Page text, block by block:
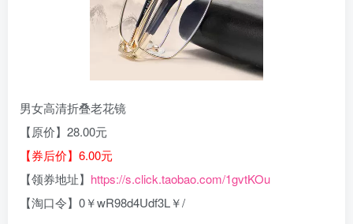
男女高清折叠老花镜
【原价】28.00元
【券后价】6.00元
【领券地址】 https://s.click.taobao.com/1gvtKOu
【淘口令】0￥wR98d4Udf3L￥/